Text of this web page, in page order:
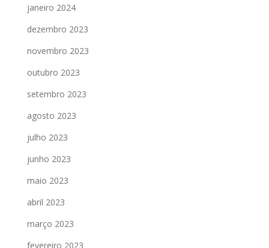
janeiro 2024
dezembro 2023
novembro 2023
outubro 2023
setembro 2023
agosto 2023
julho 2023
junho 2023
maio 2023
abril 2023
março 2023
fevereiro 2023